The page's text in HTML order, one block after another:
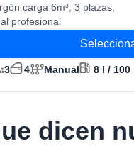
carga 6m³, 3 plazas,
profesional
3 4 Manual 8 l / 100
dicen